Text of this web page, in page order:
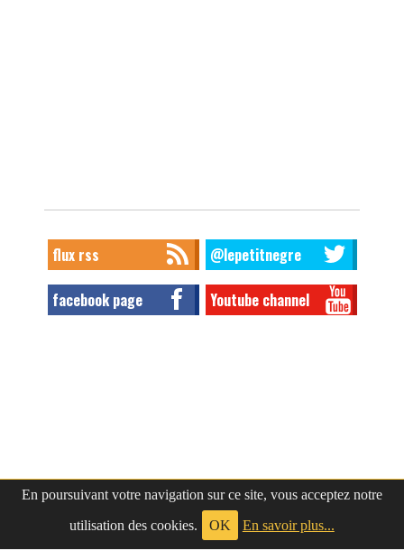
En poursuivant votre navigation sur ce site, vous acceptez notre
utilisation des cookies.
OK En savoir plus...
flux rss @lepetitnegre
facebook page Youtube channel